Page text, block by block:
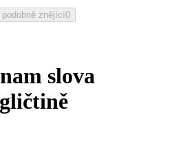
podobně znějící0
slova